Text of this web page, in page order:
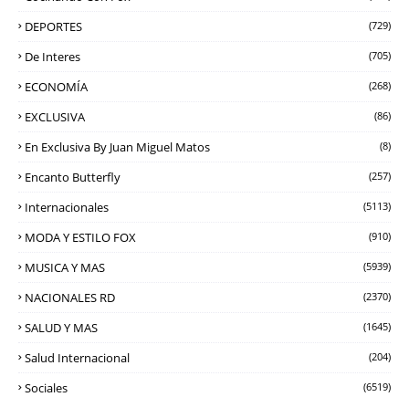
DEPORTES (729)
De Interes (705)
ECONOMÍA (268)
EXCLUSIVA (86)
En Exclusiva By Juan Miguel Matos (8)
Encanto Butterfly (257)
Internacionales (5113)
MODA Y ESTILO FOX (910)
MUSICA Y MAS (5939)
NACIONALES RD (2370)
SALUD Y MAS (1645)
Salud Internacional (204)
Sociales (6519)